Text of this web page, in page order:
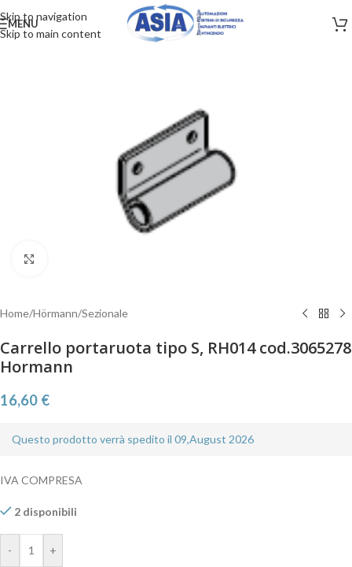
Skip to navigation
Skip to main content
MENU
Home/Hörmann/Sezionale
Carrello portaruota tipo S, RH014 cod.3065278
Hormann
16,60 €
Questo prodotto verrà spedito il 09,August 2026
IVA COMPRESA
2 disponibili
- +